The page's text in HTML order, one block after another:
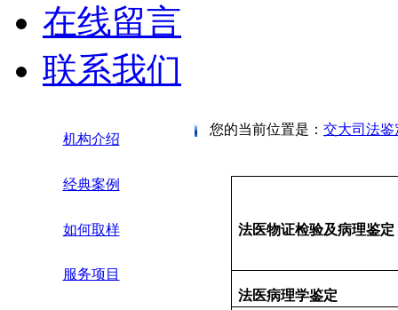
在线留言
联系我们
机构介绍
经典案例
如何取样
服务项目
您的当前位置是： 交大司法鉴
法医物证检验及病理鉴定
法医病理学鉴定